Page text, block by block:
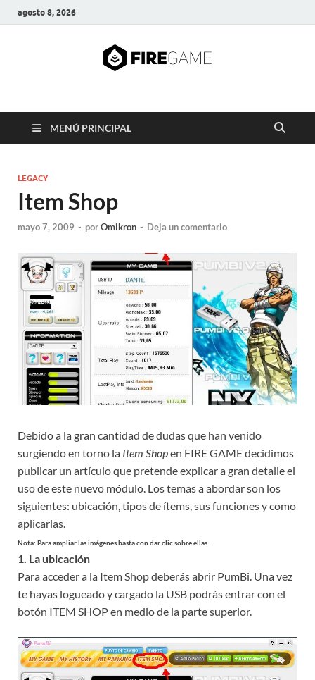
agosto 8, 2026
FIRE GAME
MENÚ PRINCIPAL
LEGACY
Item Shop
mayo 7, 2009 - porOmikron - Deja un comentario
Debido a la gran cantidad de dudas que han venido
surgiendo en torno la Item Shopen FIRE GAME decidimos
publicar un artículo que pretende explicar a gran detalle el
uso de este nuevo módulo. Los temas a abordar son los
siguientes: ubicación, tipos de ítems, sus funciones y como
aplicarlas.
Nota: Para ampliar las imágenes basta con dar clic sobre ellas.
1. La ubicación
Para acceder a la Item Shop deberás abrir PumBi. Una vez
te hayas logueado y cargado la USB podrás entrar con el
botón ITEM SHOP en medio de la parte superior.